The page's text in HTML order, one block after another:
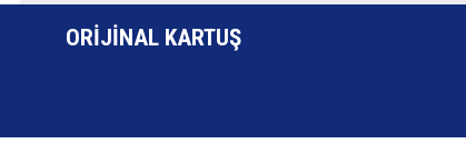
ORIJINAL KARTUŞ